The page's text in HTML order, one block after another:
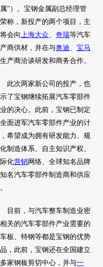
”）。宝钢金属副总经理管
称，新投产的两个项目，主
会向 上海大众 奇瑞等汽车
商供材，并在与奥迪
宝马
产商洽谈研发和商务合作。
次两家新公司的投产，也
了宝钢继续拓展汽车零部件
的决心。此前，宝钢已制定
面进军汽车零部件产业的计
希望成为拥有研发能力、规
制造体系、自主知识产权、
化营销网络、全球知名品牌
名汽车零部件制造商和供应
前，与汽车整车制造业密
关的汽车零部件产业需要的
板、特钢等都是宝钢的优势
，此前，宝钢还在全国建立
家钢板剪切中心，并与一